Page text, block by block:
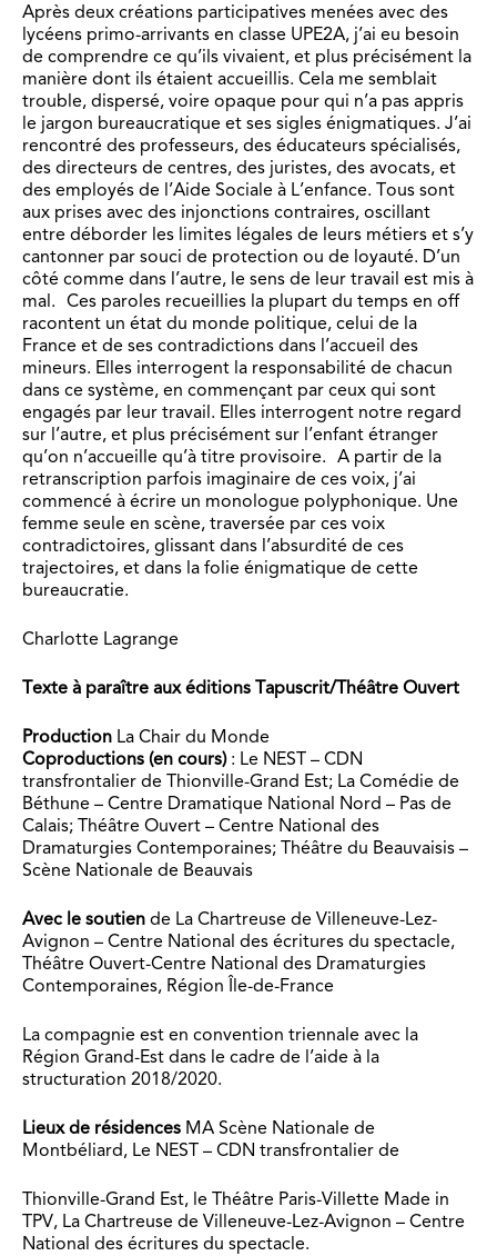
Après deux créations participatives menées avec des
lycéens primo-arrivants en classe UPE2A, j’ai eu besoin
de comprendre ce qu’ils vivaient, et plus précisément la
manière dont ils étaient accueillis. Cela me semblait
trouble, dispersé, voire opaque pour qui n’a pas appris
le jargon bureaucratique et ses sigles énigmatiques. J’ai
rencontré des professeurs, des éducateurs spécialisés,
des directeurs de centres, des juristes, des avocats, et
des employés de l’Aide Sociale à L’enfance. Tous sont
aux prises avec des injonctions contraires, oscillant
entre déborder les limites légales de leurs métiers et s’y
cantonner par souci de protection ou de loyauté. D’un
côté comme dans l’autre, le sens de leur travail est mis à
mal. Ces paroles recueillies la plupart du temps en off
racontent un état du monde politique, celui de la
France et de ses contradictions dans l’accueil des
mineurs. Elles interrogent la responsabilité de chacun
dans ce système, en commençant par ceux qui sont
engagés par leur travail. Elles interrogent notre regard
sur l’autre, et plus précisément sur l’enfant étranger
qu’on n’accueille qu’à titre provisoire. A partir de la
retranscription parfois imaginaire de ces voix, j’ai
commencé à écrire un monologue polyphonique. Une
femme seule en scène, traversée par ces voix
contradictoires, glissant dans l’absurdité de ces
trajectoires, et dans la folie énigmatique de cette
bureaucratie.
Charlotte Lagrange
Texte à paraître aux éditions Tapuscrit/Théâtre Ouvert
Production La Chair du Monde
Coproductions (en cours) : Le NEST – CDN
transfrontalier de Thionville-Grand Est; La Comédie de
Béthune – Centre Dramatique National Nord – Pas de
Calais; Théâtre Ouvert – Centre National des
Dramaturgies Contemporaines; Théâtre du Beauvaisis –
Scène Nationale de Beauvais
Avec le soutien de La Chartreuse de Villeneuve-Lez-
Avignon – Centre National des écritures du spectacle,
Théâtre Ouvert-Centre National des Dramaturgies
Contemporaines, Région Île-de-France
La compagnie est en convention triennale avec la
Région Grand-Est dans le cadre de l’aide à la
structuration 2018/2020.
Lieux de résidences MA Scène Nationale de
Montbéliard, Le NEST – CDN transfrontalier de
Thionville-Grand Est, le Théâtre Paris-Villette Made in
TPV, La Chartreuse de Villeneuve-Lez-Avignon – Centre
National des écritures du spectacle.